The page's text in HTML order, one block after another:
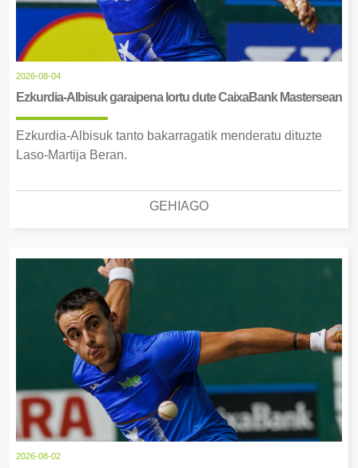
2026-08-04
Ezkurdia-Albisuk garaipena lortu dute CaixaBank Mastersean
Ezkurdia-Albisuk tanto bakarragatik menderatu dituzte
Laso-Martija Beran.
GEHIAGO
2026-08-02